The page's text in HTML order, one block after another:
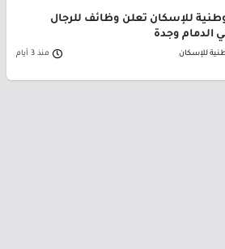
للإسكان تعلن وظائف للرجال
الدمام وجدة
للإسكان منذ 3 أيام